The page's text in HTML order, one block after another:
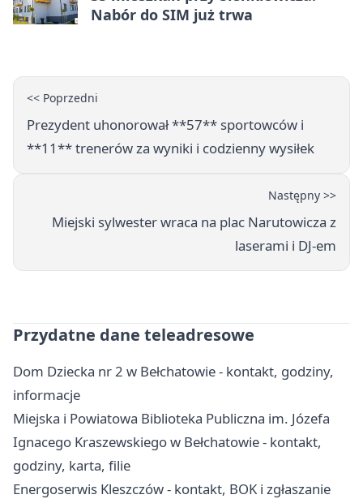
Nabór do SIM już trwa
<< Poprzedni
Prezydent uhonorował **57** sportowców i
**11** trenerów za wyniki i codzienny wysiłek
Następny >>
Miejski sylwester wraca na plac Narutowicza z
laserami i DJ-em
Przydatne dane teleadresowe
Dom Dziecka nr 2 w Bełchatowie - kontakt, godziny,
informacje
Miejska i Powiatowa Biblioteka Publiczna im. Józefa
Ignacego Kraszewskiego w Bełchatowie - kontakt,
godziny, karta, filie
Energoserwis Kleszczów - kontakt, BOK i zgłaszanie